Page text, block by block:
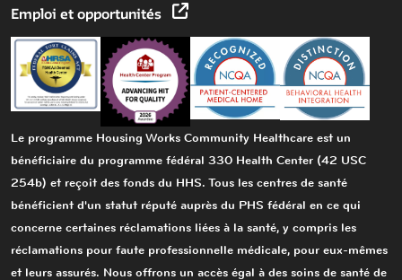
Emploi et opportunités
Le programme Housing Works Community Healthcare est un
bénéficiaire du programme fédéral 330 Health Center (42 USC
254b) et reçoit des fonds du HHS. Tous les centres de santé
bénéficient d'un statut réputé auprès du PHS fédéral en ce qui
concerne certaines réclamations liées à la santé, y compris les
réclamations pour faute professionnelle médicale, pour eux-mêmes
et leurs assurés. Nous offrons un accès égal à des soins de santé de